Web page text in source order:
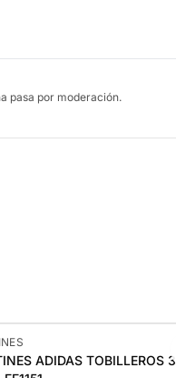
pasa por moderación.
ADIDAS TOBILLEROS 3